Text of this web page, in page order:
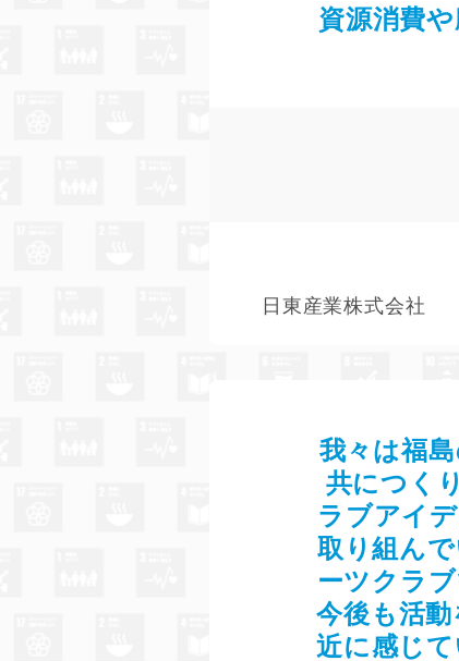
資源消費
日東産業株式会社
我々は福
共につく
ラブアイ
取り組ん
ーツクラ
今後も活
近に感じ